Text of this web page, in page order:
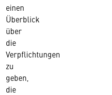
einen
Überblick
über
die
Verpflichtungen
zu
geben,
die